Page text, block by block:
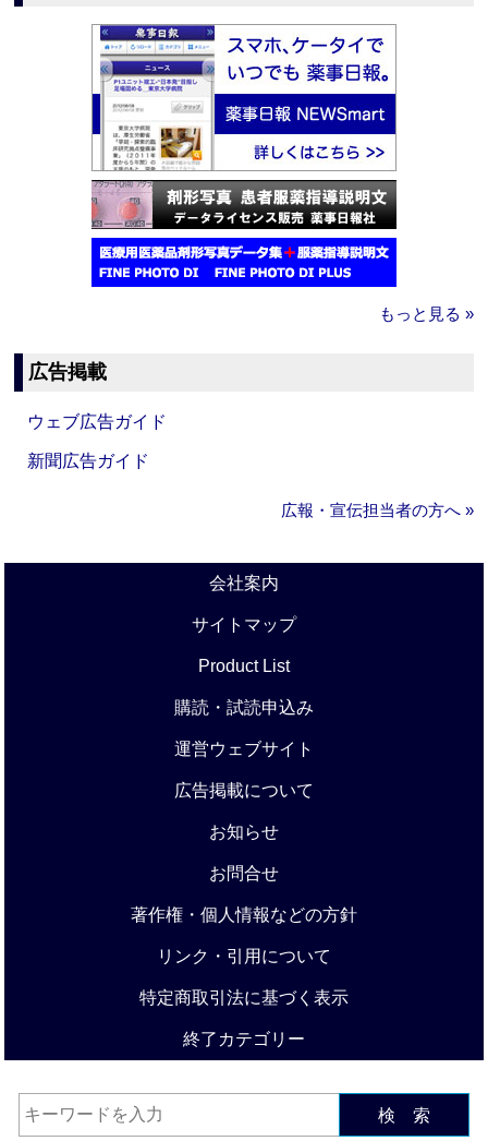
もっと見る »
広告掲載
ウェブ広告ガイド
新聞広告ガイド
広報・宣伝担当者の方へ »
会社案内
サイトマップ
Product List
購読・試読申込み
運営ウェブサイト
広告掲載について
お知らせ
お問合せ
著作権・個人情報などの方針
リンク・引用について
特定商取引法に基づく表示
終了カテゴリー
検 索